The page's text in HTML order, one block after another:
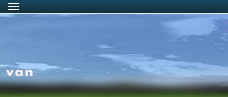
Menu